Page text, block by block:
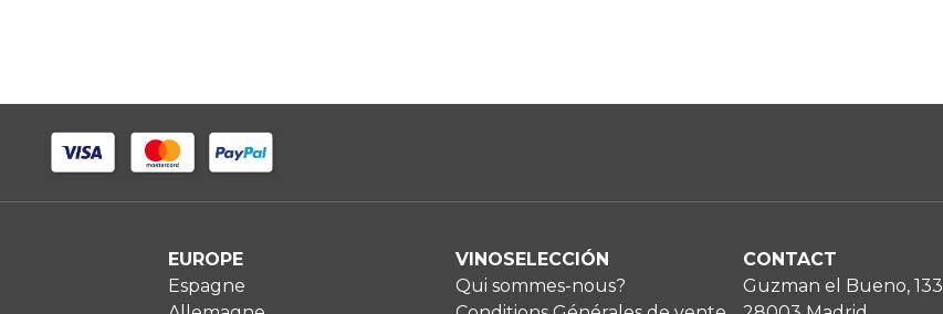
EUROPE
Espagne
VINOSELECCIÓN
Qui sommes-nous?
CONTACT
Guzman el Bueno, 133